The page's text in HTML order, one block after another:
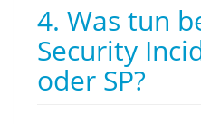
4. Was tun
Security
oder SP?